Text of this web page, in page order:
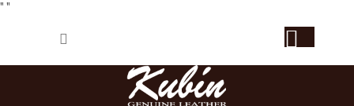
" "